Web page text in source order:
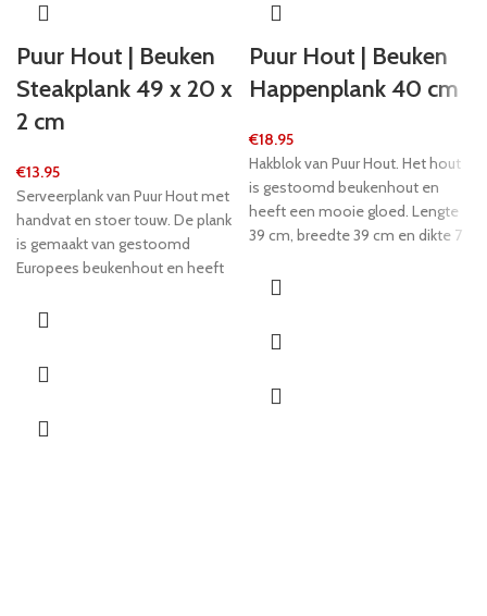
Puur Hout | Beuken
Steakplank 49 x 20 x
2 cm
€13.95
Serveerplank van Puur Hout met
handvat en stoer touw. De plank
is gemaakt van gestoomd
Europees beukenhout en heeft
zit een opvanggootje, speciaal
vleesgerechten.
Puur Hout | Beuken
Happenplank 40 cm
€18.95
Hakblok van Puur Hout. Het hout
is gestoomd beukenhout en
heeft een mooie gloed. Lengte
39 cm, breedte 39 cm en dikte 7